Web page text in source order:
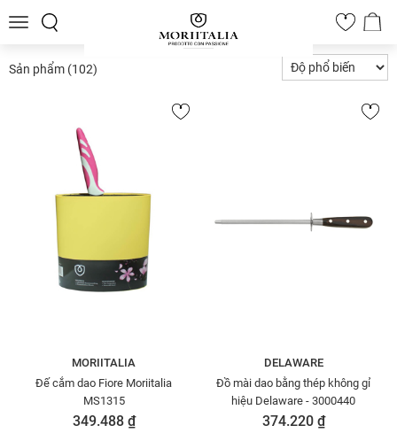
Toggle
0
Sản phẩm (102)
MORIITALIA
Đế cắm dao Fiore Moriitalia
MS1315
349.488 ₫
DELAWARE
Đồ mài dao bằng thép không gỉ
hiệu Delaware - 3000440
374.220 ₫